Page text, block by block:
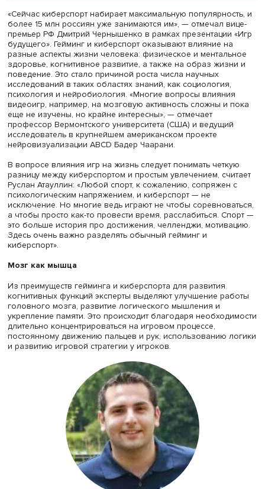
В 2016 году Министерство спорта РФ издало приказ
внесении компьютерного спорта (киберспорта) в
официально признанных видов спорта, так Россия
первой страной, признавшей данную дисциплину.
Сегодня в стране проводятся такие соревнования,
Кубок России по киберспорту, Всероссийская
киберспортивная студенческая лига, Кубок России
интерактивному футболу, открытые киберспортивные
игры, а о важности дисциплины заявляют на
государственном уровне. Кроме того, активно
развивается фиджитал-спорт, объединяющий
физического и виртуального соревнования. В
2024 года в Казани прошел международный
турнир «Игры будущего», в котором приняли участие
команды из 107 стран мира.
«Сейчас киберспорт набирает максимальную
более 15 млн россиян уже занимаются им», — отмечал
премьер РФ Дмитрий Чернышенко в рамках
разные аспекты жизни человека: физическое и
поведение. Это стало причиной роста числа научных
исследований в таких областях знаний, как
психология и нейробиология. «Многие вопросы
видеоигр, например, на мозговую активность сложны и
еще не изучены, но крайне интересны», — отмечает
профессор Вермонтского университета (США) и
исследователь в крупнейшем американском проекте
нейровизуализации ABCD Бадер Чаарани.
В вопросе влияния игр на жизнь следует понимать
разницу между киберспортом и простым увлечением,
Руслан Атауллин: «Любой спорт, к сожалению,
психологическим напряжением, и киберспорт — не
исключение. Но многие ведь играют не чтобы
а чтобы просто как-то провести время, расслабиться.
это больше история про достижения, челленджи,
Здесь очень важно разделять обычный гейминг и